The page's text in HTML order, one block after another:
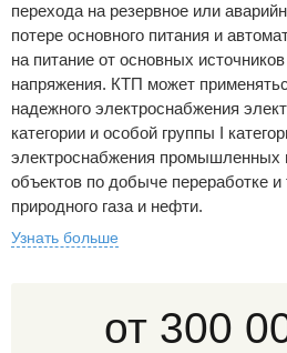
перехода на резервное или
потере основного питания и
на питание от основных
напряжения. КТП может
надежного электроснабжения
категории и особой группы I
электроснабжения промышленных
объектов по добыче переработке и
природного газа и нефти.
Узнать больше
от 300